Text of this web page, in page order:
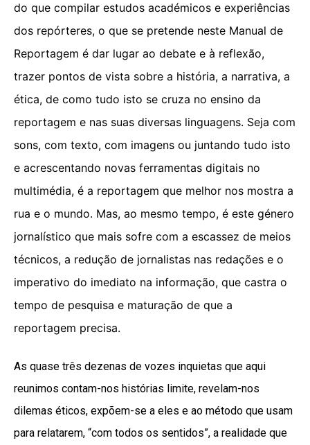
do que compilar estudos académicos e experiências
dos repórteres, o que se pretende neste Manual de
Reportagem é dar lugar ao debate e à reflexão,
trazer pontos de vista sobre a história, a narrativa, a
ética, de como tudo isto se cruza no ensino da
reportagem e nas suas diversas linguagens. Seja com
sons, com texto, com imagens ou juntando tudo isto
e acrescentando novas ferramentas digitais no
multimédia, é a reportagem que melhor nos mostra a
rua e o mundo. Mas, ao mesmo tempo, é este género
jornalístico que mais sofre com a escassez de meios
técnicos, a redução de jornalistas nas redações e o
imperativo do imediato na informação, que castra o
tempo de pesquisa e maturação de que a
reportagem precisa.
As quase três dezenas de vozes inquietas que aqui
reunimos contam-nos histórias limite, revelam-nos
dilemas éticos, expõem-se a eles e ao método que usam
para relatarem, “com todos os sentidos”, a realidade que